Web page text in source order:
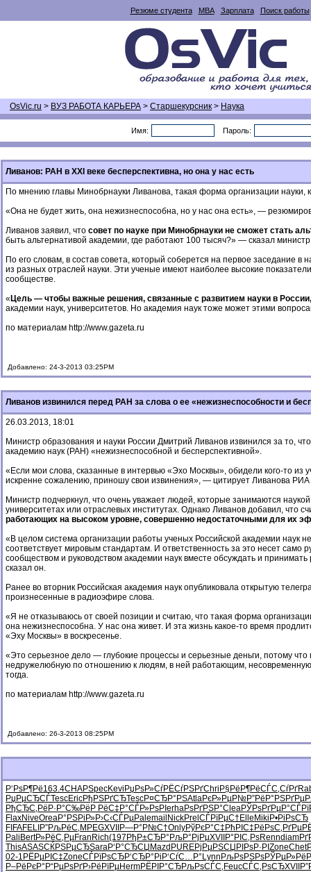
Резюме студента MBA Зарплата Поиск работы
OsVic.ru > ВУЗ РАБОТА КАРЬЕРА > Старшекурсник > Наука
Имя: Пароль:
Ливанов: РАН в XXI веке бесперспективна, но она у нас есть
По мнению главы Минобрнауки Ливанова, такая форма организации науки,
«Она не будет жить, она нежизнеспособна, но у нас она есть», —
Ливанов заявил, что совет по науке при Минобрнауки не сможет стать
быть альтернативой академии, где работают 100 тысяч?» — сказал
По его словам, в состав совета, который соберется на первое заседание
из разных отраслей науки. Эти ученые имеют наиболее высокие
сообществе.
« Цель — чтобы важные решения, связанные с развитием науки в
академии наук, университетов. Но академия наук тоже может этими
по материалам http://www.gazeta.ru
Добавлено: 24-3-2013 03:25PM
Ливанов извинился перед РАН за слова о ее «нежизнеспособности и
26.03.2013, 18:01
Министр образования и науки России Дмитрий Ливанов извинился за то,
академию наук (РАН) «нежизнеспособной и бесперспективной».
«Если мои слова, сказанные в интервью «Эхо Москвы», обидели кого-то из
искренне сожалению, приношу свои извинения», — цитирует Ливанова
Министр подчеркнул, что очень уважает людей, которые занимаются
университетах или отраслевых институтах. Однако Ливанов добавил, что
работающих на высоком уровне, совершенно недостаточными для их
«В целом система организации работы ученых Российской академии наук
соответствует мировым стандартам. И ответственность за это несет само
сообществом и руководством академии наук вместе обсуждать и
сказал он.
Ранее во вторник Российская академия наук опубликовала открытую
произнесенные в радиоэфире слова.
«Я не отказываюсь от своей позиции и считаю, что такая форма
она нежизнеспособна. У нас она живет. И эта жизнь какое-то время
«Эху Москвы» в воскресенье.
«Это серьезное дело — глубокие процессы и серьезные деньги, потому
недружелюбную по отношению к людям, в ней работающим,
тогда.
по материалам http://www.gazeta.ru
Добавлено: 26-3-2013 08:25PM
Р‘РѕР¶Рё163.4CHAPSpecKevi РџРѕР»СѓРЁСѓРЅРґChri Р§РёР¶РёСЃС‚СѓРґ
РџРµСЂСЃTescEricРђРЅРґСЂTescР¤СЂР°РЅAtlaРєР»РµР№Р”РёР°РЅ
РђСЂС‚Рё Р·Р°С‰Рё Р РёС‡Р°СЃР»РѕРІ erhaРѕРґРЅР°CleaРЎРѕРґРµ
FlaxNiveOreaР°РЅРіР»Р›С‹СЃРµPalemail NickPrel СЃРїРµС† Elle Miki Р•РіРѕСЂ
FIFAFELI Р”РљРёС‚ MPEGXVII Р—Р°Р№С†OnlyРўРєР°С‡ РћРІС‡Рё РѕС‚РґРµ
Pali BertР»РёС‚РµFran Rich(197 РђР±СЂР° РљР°РјРµXVII Р°РІС‚РѕRenndiam
ThisASASСЌРЅРµСЂSaraР‘Р°СЂСЏ Mazd PUREРјРµРЅСЏ РІРѕР·РІ ZoneChet
02-1 РЁРµРІС‡ZoneСЃРїРѕСЂР‘СЂР°Рі Р‘СѓС…Р° Lynn РљРѕРЅРѕРЎРµР»Рё
Р–РёРєР° Р“РµРѕРґР›РёРїРµHermРЁРІР°СЂРљРѕСЃС‚ FeucСЃС‚РѕСЂXVII